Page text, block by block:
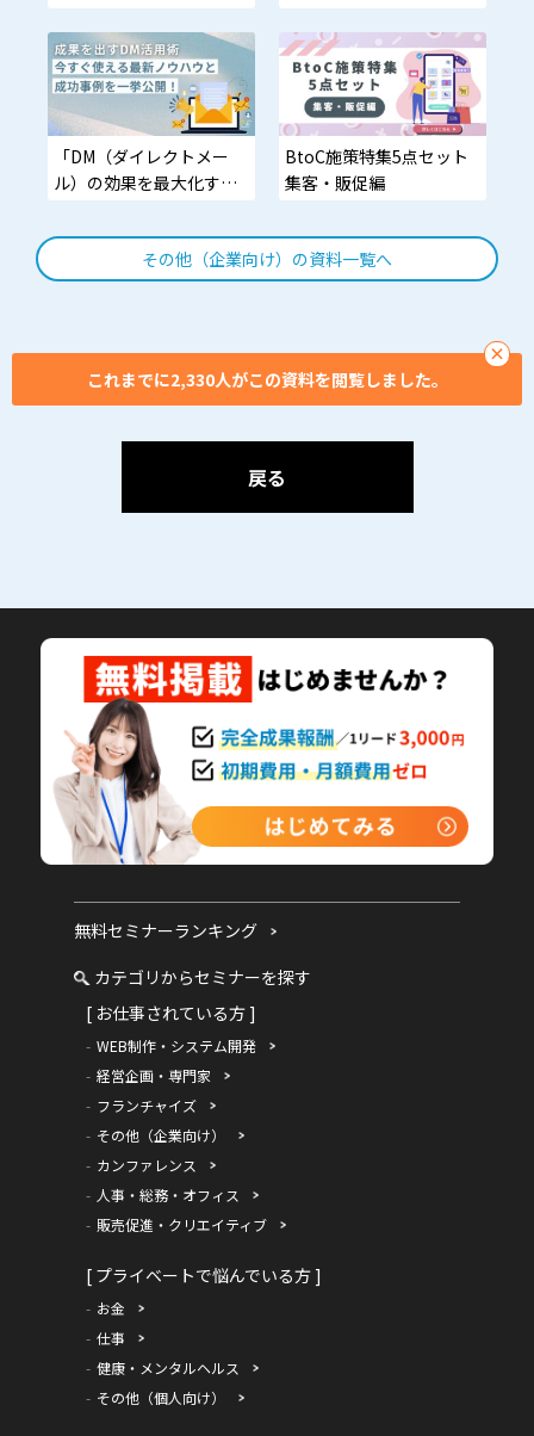
い方に最適
「DM（ダイレクトメー
ル）の効果を最大化する
い！」そんな広告代理
店・マーケティング・営
業担当者の方へ
BtoC施策特集5点セット
集客・販促編
その他（企業向け）の資料一覧へ
×
これまでに2,330人がこの資料を閲覧しました。
戻る
無料セミナーランキング
カテゴリからセミナーを探す
[ お仕事されている方 ]
WEB制作・システム開発
経営企画・専門家
フランチャイズ
その他（企業向け）
カンファレンス
人事・総務・オフィス
販売促進・クリエイティブ
[ プライベートで悩んでいる方 ]
お金
仕事
健康・メンタルヘルス
その他（個人向け）